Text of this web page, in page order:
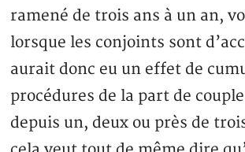
ramené de trois ans à un an,
lorsque les conjoints sont
aurait donc eu un effet de
procédures de la part de
depuis un, deux ou près de